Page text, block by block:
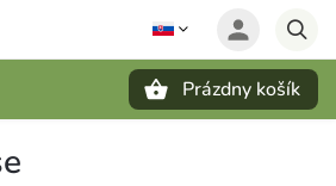
Prázdny košík